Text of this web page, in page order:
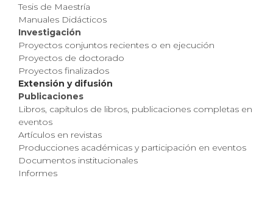
Tesis de Maestría
Manuales Didácticos
Investigación
Proyectos conjuntos recientes o en ejecución
Proyectos de doctorado
Proyectos finalizados
Extensión y difusión
Publicaciones
Libros, capítulos de libros, publicaciones completas en
eventos
Artículos en revistas
Producciones académicas y participación en eventos
Documentos institucionales
Informes